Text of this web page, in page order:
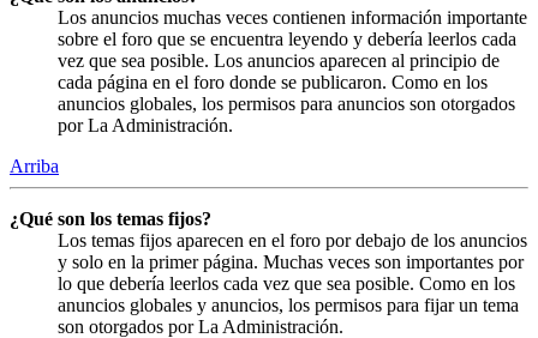
Los anuncios muchas veces contienen información importante
sobre el foro que se encuentra leyendo y debería leerlos cada
vez que sea posible. Los anuncios aparecen al principio de
cada página en el foro donde se publicaron. Como en los
anuncios globales, los permisos para anuncios son otorgados
por La Administración.
Arriba
¿Qué son los temas fijos?
Los temas fijos aparecen en el foro por debajo de los anuncios
y solo en la primer página. Muchas veces son importantes por
lo que debería leerlos cada vez que sea posible. Como en los
anuncios globales y anuncios, los permisos para fijar un tema
son otorgados por La Administración.